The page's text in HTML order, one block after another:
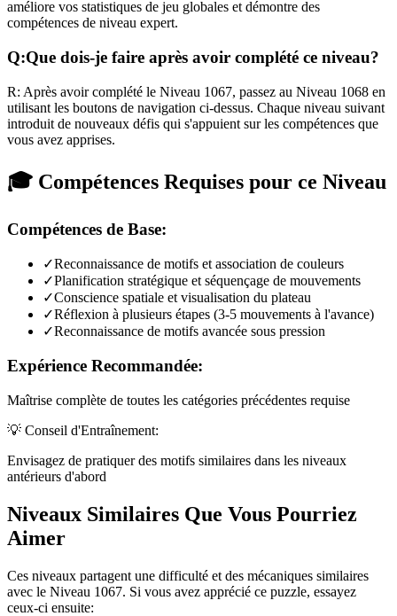
améliore vos statistiques de jeu globales et démontre des
compétences de niveau expert.
Q:Que dois-je faire après avoir complété ce niveau?
R: Après avoir complété le Niveau 1067, passez au Niveau 1068 en
utilisant les boutons de navigation ci-dessus. Chaque niveau suivant
introduit de nouveaux défis qui s'appuient sur les compétences que
vous avez apprises.
🎓 Compétences Requises pour ce Niveau
Compétences de Base:
✓Reconnaissance de motifs et association de couleurs
✓Planification stratégique et séquençage de mouvements
✓Conscience spatiale et visualisation du plateau
✓Réflexion à plusieurs étapes (3-5 mouvements à l'avance)
✓Reconnaissance de motifs avancée sous pression
Expérience Recommandée:
Maîtrise complète de toutes les catégories précédentes requise
💡 Conseil d'Entraînement:
Envisagez de pratiquer des motifs similaires dans les niveaux
antérieurs d'abord
Niveaux Similaires Que Vous Pourriez
Aimer
Ces niveaux partagent une difficulté et des mécaniques similaires
avec le Niveau 1067. Si vous avez apprécié ce puzzle, essayez
ceux-ci ensuite: